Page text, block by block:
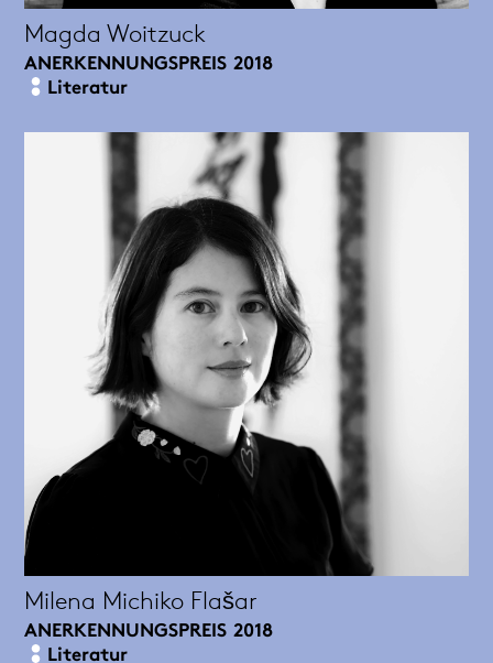
Magda Woitzuck
ANERKENNUNGSPREIS 2018
Literatur
Milena Michiko Flašar
ANERKENNUNGSPREIS 2018
Literatur